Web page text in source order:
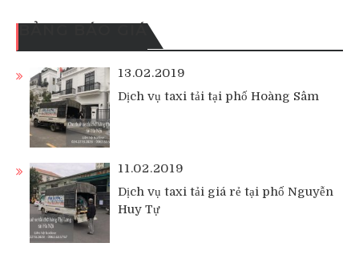
BẢNG BÁO GIÁ
13.02.2019
Dịch vụ taxi tải tại phố Hoàng Sâm
11.02.2019
Dịch vụ taxi tải giá rẻ tại phố Nguyễn
Huy Tự